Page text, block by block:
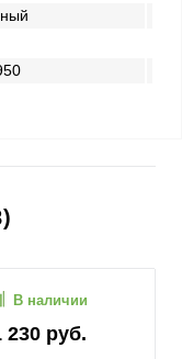
230 руб.
В наличии